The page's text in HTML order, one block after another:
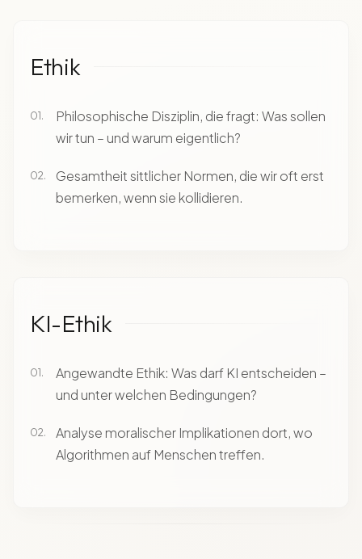
Ethik
Philosophische Disziplin, die fragt: Was sollen
wir tun – und warum eigentlich?
Gesamtheit sittlicher Normen, die wir oft erst
bemerken, wenn sie kollidieren.
KI-Ethik
Angewandte Ethik: Was darf KI entscheiden –
und unter welchen Bedingungen?
Analyse moralischer Implikationen dort, wo
Algorithmen auf Menschen treffen.